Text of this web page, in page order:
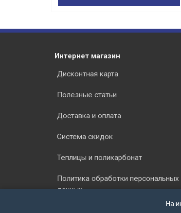
На
Интернет магазин
Дисконтная карта
Полезные статьи
Доставка и оплата
Система скидок
Теплицы и поликарбонат
Политика обработки персональных
данных